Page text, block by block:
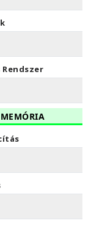
MEMÓRIA